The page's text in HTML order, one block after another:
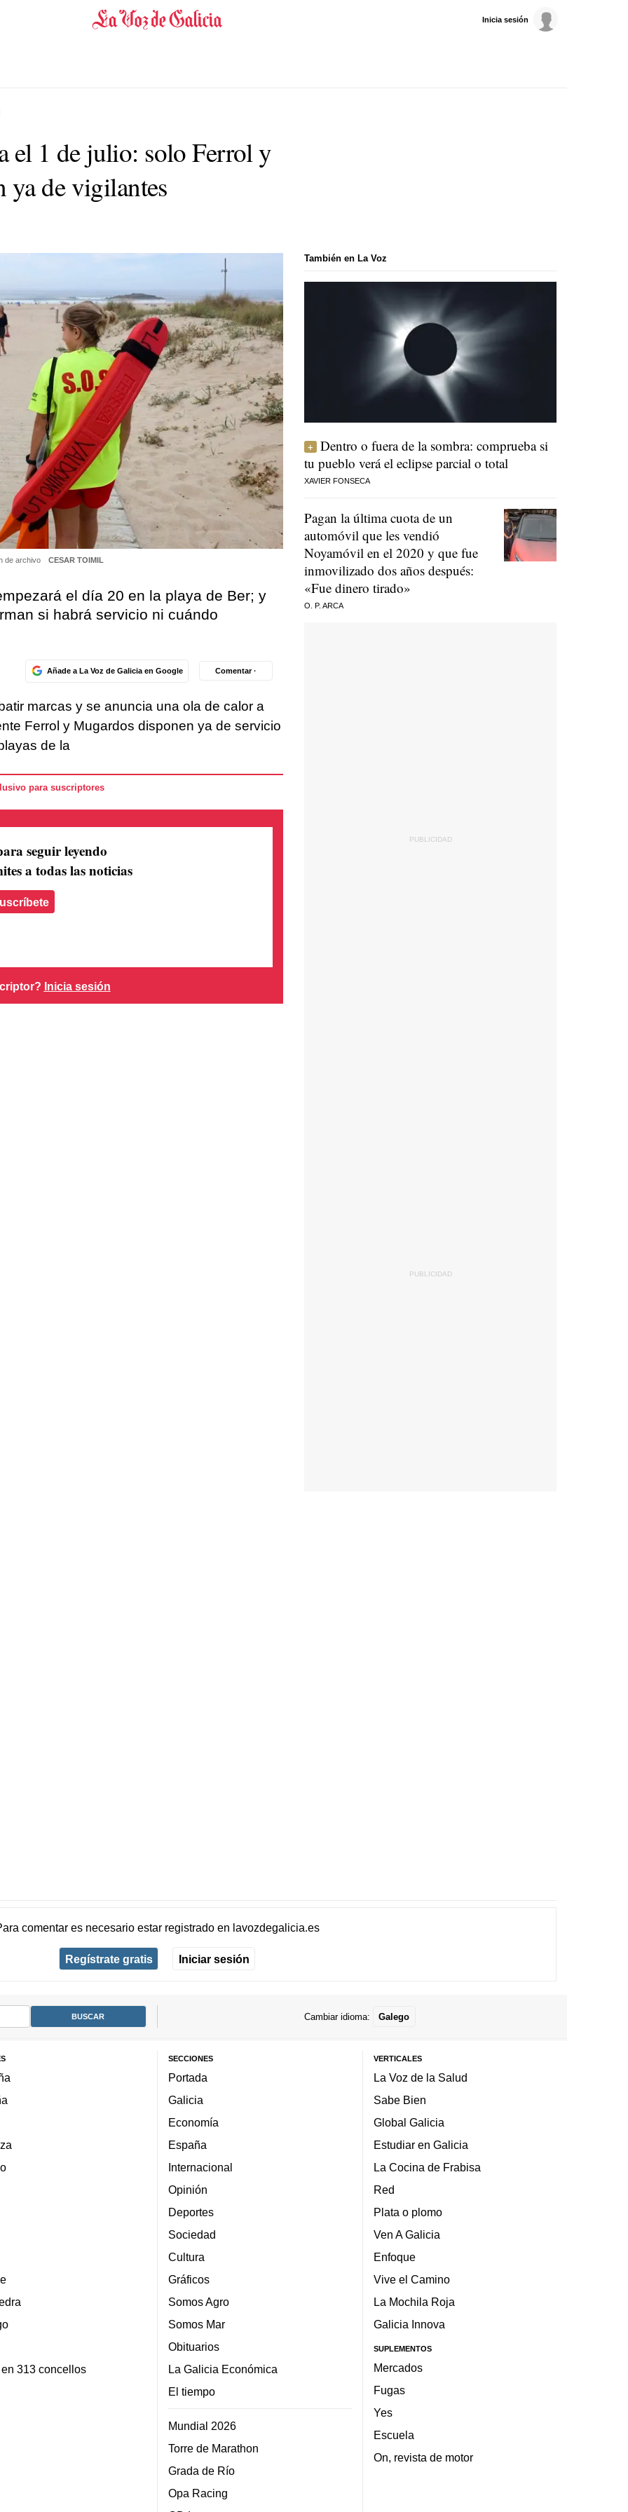
Inicia sesión
el 1 de julio: solo Ferrol y
ya de vigilantes
de archivo CESAR TOIMIL
el día 20 en la playa de Ber; y
si habrá servicio ni cuándo
Añade a La Voz de Galicia en Google Comentar ·
marcas y se anuncia una ola de calor a
Ferrol y Mugardos disponen ya de servicio
de la
para suscriptores
seguir leyendo
a todas las noticias
Inicia sesión
También en La Voz
Dentro o fuera de la sombra: comprueba si
tu pueblo verá el eclipse parcial o total
XAVIER FONSECA
Pagan la última cuota de un
automóvil que les vendió
Noyamóvil en el 2020 y que fue
inmovilizado dos años después:
«Fue dinero tirado»
O. P. ARCA
comentar es necesario estar registradoen lavozdegalicia.es
Regístrate gratis Iniciar sesión
Cambiar idioma: Galego
313 concellos
SECCIONES
Portada
Galicia
Economía
España
Internacional
Opinión
Deportes
Sociedad
Cultura
Gráficos
Somos Agro
Somos Mar
Obituarios
La Galicia Económica
El tiempo
Mundial 2026
Torre de Marathon
Grada de Río
Opa Racing
VERTICALES
La Voz de la Salud
Sabe Bien
Global Galicia
Estudiar en Galicia
La Cocina de Frabisa
Red
Plata o plomo
Ven A Galicia
Enfoque
Vive el Camino
La Mochila Roja
Galicia Innova
SUPLEMENTOS
Mercados
Fugas
Yes
Escuela
On, revista de motor